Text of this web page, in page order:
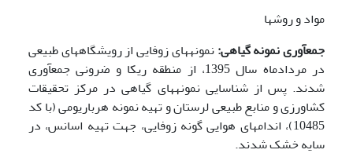
مواد و روشها
جمع­آوری نمونه گیاهی:نمونه­های زوفایی از رویشگاه­های طبیعی
در مردادماه سال 1395، از منطقه ریکا و ضرونی جمع­آوری
شدند. پس از شناسایی نمونه­های گیاهی در مرکز تحقیقات
کشاورزی و منابع طبیعی لرستان و تهیه نمونه هرباریومی (با کد
10485)، اندام­های هوایی گونه زوفایی، جهت تهیه اسانس، در
سایه خشک شدند.